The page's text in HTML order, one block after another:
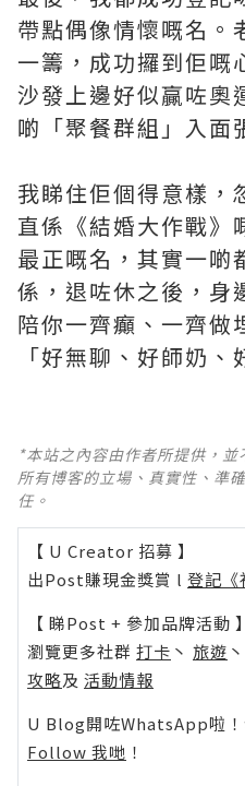
帶點偶像情懷嘅名。
一籌，成功攞到佢嘅
沙發上邊好似贏咗奧
啲「聚餐群組」入面
我睇住佢個得意樣，
直係《結婚大作戰》
最正嘅名，其實一啲
係，退咗休之後，身
陪你一齊癲、一齊做
「好無聊、好師奶
*本站之內容由作者所提供，
所有博客的立場、真實性、準
任。
【 U Creator 招募 】
出Post賺現金獎賞 l 登記《
【 睇Post + 參加品牌活動 】
瀏覽更多社群 打卡 丶 旅遊 丶
攻略及 活動情報
U Blog開咗WhatsApp啦！
Follow 我哋 ！